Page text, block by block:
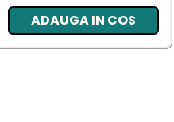
ADAUGA IN COS